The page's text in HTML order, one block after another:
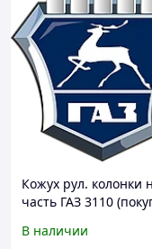
Кожух рул. колонки
часть ГАЗ 3110
В наличии